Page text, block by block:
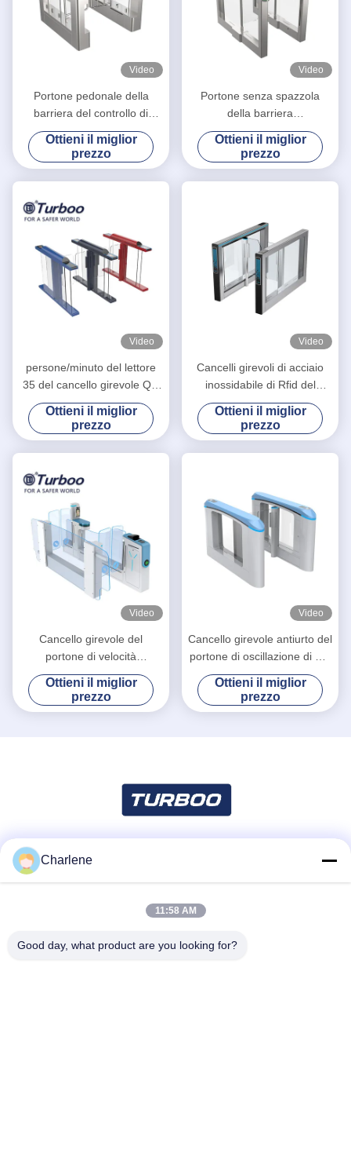
Video
Portone pedonale della
barriera del controllo di
accesso con gli allarmi della
luce stroboscopica e di voce
Ottieni il miglior
prezzo
Video
Portone senza spazzola
della barriera
dell'oscillazione del motore
per l'edificio per
uffici/barriera pedonale 600-
900mm dell'oscillazione
Ottieni il miglior
prezzo
Video
persone/minuto del lettore
35 del cancello girevole QR
del portone di velocità
dell'oscillazione di 2.0mm
Ottieni il miglior
prezzo
Video
Cancelli girevoli di acciaio
inossidabile di Rfid del
portone del cancello girevole
dell'oscillazione di SUS304
RS485
Ottieni il miglior
prezzo
Video
Cancello girevole del
portone di velocità
dell'identificazione del
portone della barriera
dell'oscillazione
Ottieni il miglior
prezzo
Video
Cancello girevole antiurto del
portone di oscillazione di QR
Rfid con il servomotore
senza spazzola
Ottieni il miglior
prezzo
Charlene
11:58 AM
Good day, what product are you looking for?